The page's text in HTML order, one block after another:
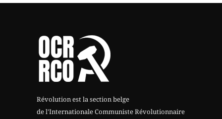
Révolution est la section belge
de l'Internationale Communiste Révolutionnaire